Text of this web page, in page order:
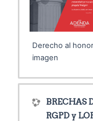
Derecho al
imagen
BRECHAS
RGPD y